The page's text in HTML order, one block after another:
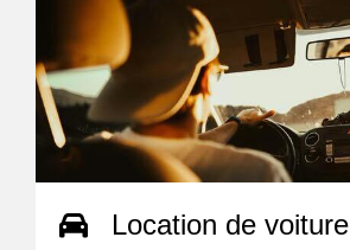
Location de voiture